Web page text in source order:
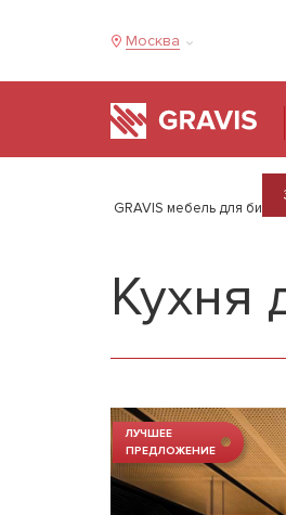
Москва
GRAVIS мебель для
Кухня
ЛУЧШЕЕ
ПРЕДЛОЖЕНИЕ